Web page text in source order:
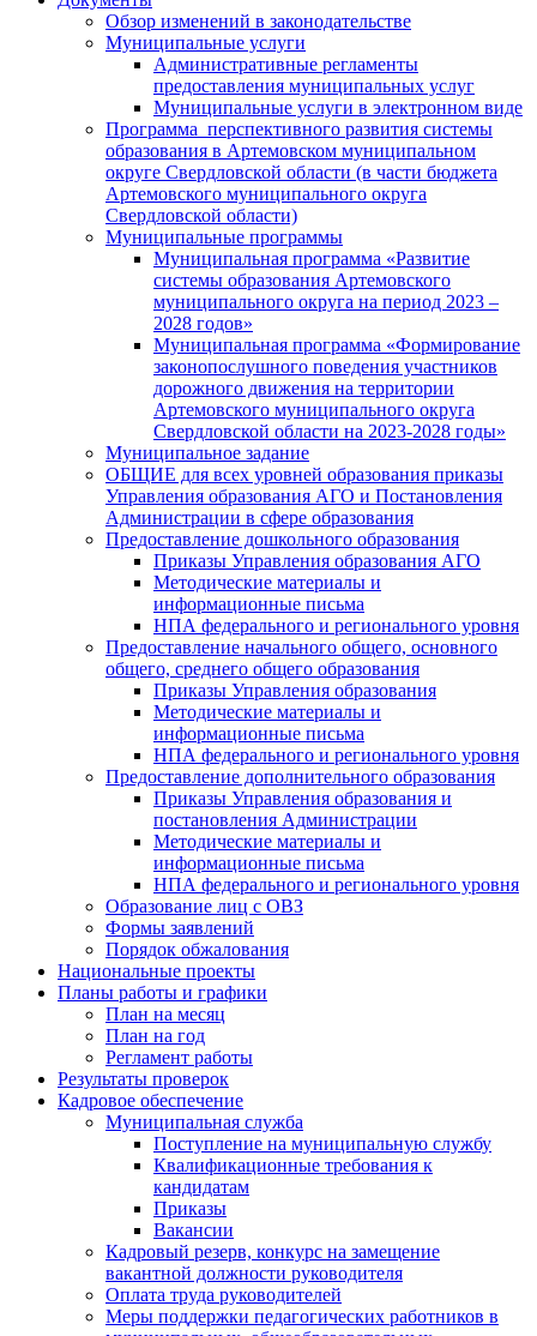
Обзор изменений в законодательстве
Муниципальные услуги
Административные регламенты
предоставления муниципальных услуг
Муниципальные услуги в электронном виде
Программа перспективного развития системы
образования в Артемовском муниципальном
округе Свердловской области (в части бюджета
Артемовского муниципального округа
Свердловской области)
Муниципальные программы
Муниципальная программа «Развитие
системы образования Артемовского
муниципального округа на период 2023 –
2028 годов»
Муниципальная программа «Формирование
законопослушного поведения участников
дорожного движения на территории
Артемовского муниципального округа
Свердловской области на 2023-2028 годы»
Муниципальное задание
ОБЩИЕ для всех уровней образования приказы
Управления образования АГО и Постановления
Администрации в сфере образования
Предоставление дошкольного образования
Приказы Управления образования АГО
Методические материалы и
информационные письма
НПА федерального и регионального уровня
Предоставление начального общего, основного
общего, среднего общего образования
Приказы Управления образования
Методические материалы и
информационные письма
НПА федерального и регионального уровня
Предоставление дополнительного образования
Приказы Управления образования и
постановления Администрации
Методические материалы и
информационные письма
НПА федерального и регионального уровня
Образование лиц с ОВЗ
Формы заявлений
Порядок обжалования
Национальные проекты
Планы работы и графики
План на месяц
План на год
Регламент работы
Результаты проверок
Кадровое обеспечение
Муниципальная служба
Поступление на муниципальную службу
Квалификационные требования к
кандидатам
Приказы
Вакансии
Кадровый резерв, конкурс на замещение
вакантной должности руководителя
Оплата труда руководителей
Меры поддержки педагогических работников в